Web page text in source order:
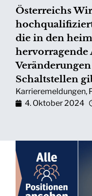
Österreichs
die in den
hervorragende
Schaltstellen
Karrieremeldungen,
4. Oktober 2024